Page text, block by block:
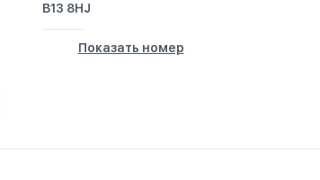
B13 8HJ
Показать номер